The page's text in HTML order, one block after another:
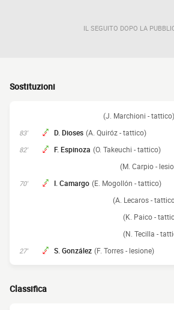
IL SEGUITO DOPO LA
Sostituzioni
(J. Marchioni - tattico)
83' D. Dioses (A. Quiróz - tattico)
82' F. Espinoza (O. Takeuchi - tattico)
(M. Carpio -
70' I. Camargo (E. Mogollón - tattico)
(A. Lecaros -
(K. Paico -
(N. Tecilla -
27' S. González (F. Torres - lesione)
Classifica